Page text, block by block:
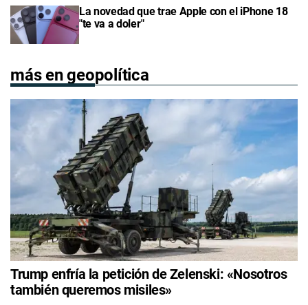
La novedad que trae Apple con el iPhone 18
"te va a doler"
más en geopolítica
Trump enfría la petición de Zelenski: «Nosotros
también queremos misiles»